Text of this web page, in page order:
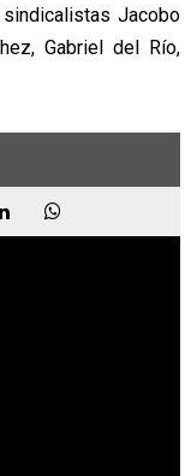
sindicalistas Jacobo
Gabriel del Río,